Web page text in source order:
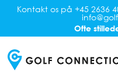
Kontakt os på +45 2636
Ofte